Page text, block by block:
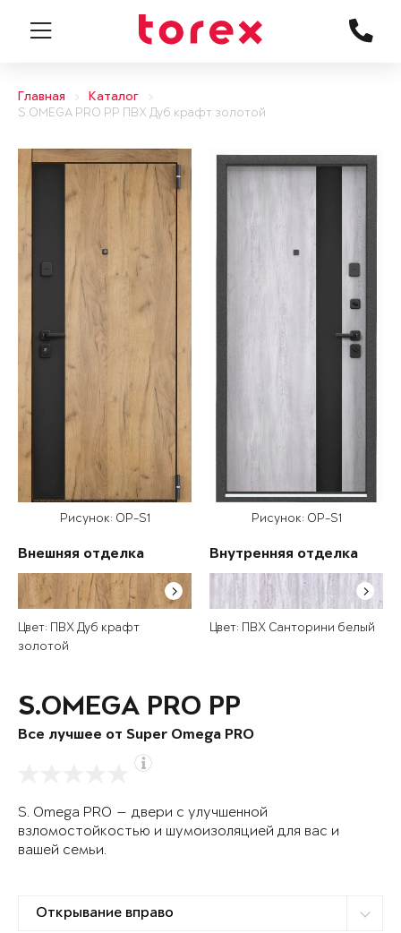
Главная
Каталог
S.OMEGA PRO PP ПВХ Дуб крафт золотой
Рисунок: OP-S1
Внешняя отделка
Цвет: ПВХ Дуб крафт
золотой
Рисунок: OP-S1
Внутренняя отделка
Цвет: ПВХ Санторини белый
S.OMEGA PRO PP
Все лучшее от Super Omega PRO
S. Omega PRO — двери с улучшенной
взломостойкостью и шумоизоляцией для вас и
вашей семьи.